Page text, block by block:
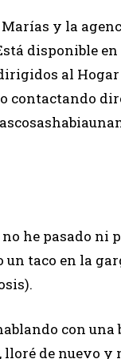
y la
disponible
al
contactando
he pasado
taco en la
con una
de nuevo y